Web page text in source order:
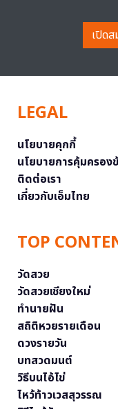
เปิด
LEGAL
นโยบายคุกกี้
นโยบายการคุ้มครอ
ติดต่อเรา
เกี่ยวกับเอ็มไทย
TOP
วัดสวย
วัดสวยเชียงใหม่
ทำนายฝัน
สถิติหวยรายเดือน
ดวงรายวัน
บทสวดมนต์
วิธีบนไอ้ไข่
ไหว้ท้าวเวสสุวรรณ